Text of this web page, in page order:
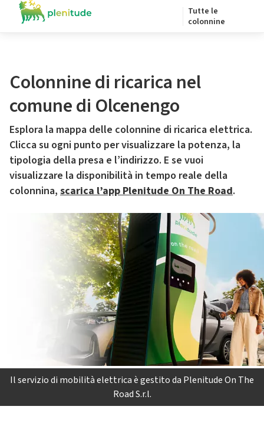
Tutte le
colonnine
Colonnine di ricarica nel
comune di Olcenengo
Esplora la mappa delle colonnine di ricarica elettrica.
Clicca su ogni punto per visualizzare la potenza, la
tipologia della presa e l’indirizzo. E se vuoi
visualizzare la disponibilità in tempo reale della
colonnina, scarica l’app Plenitude On The Road.
Il servizio di mobilità elettrica è gestito da Plenitude On The
Road S.r.l.